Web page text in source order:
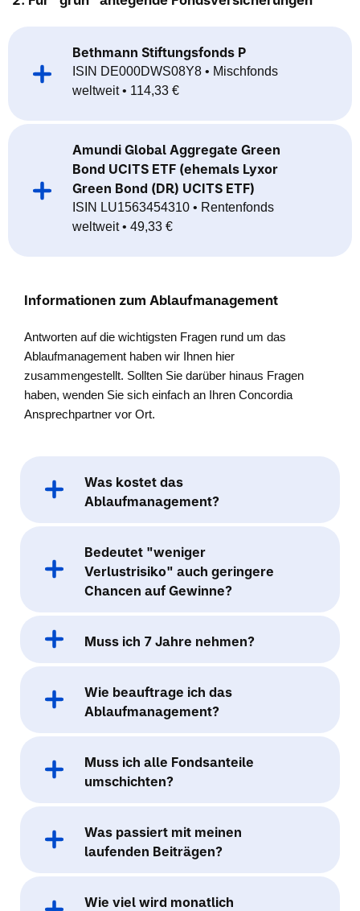
Bethmann Stiftungsfonds P
ISIN DE000DWS08Y8 • Mischfonds
weltweit • 114,33 €
Amundi Global Aggregate Green
Bond UCITS ETF (ehemals Lyxor
Green Bond (DR) UCITS ETF)
ISIN LU1563454310 • Rentenfonds
weltweit • 49,33 €
Informationen zum Ablaufmanagement
Antworten auf die wichtigsten Fragen rund um das
Ablaufmanagement haben wir Ihnen hier
zusammengestellt. Sollten Sie darüber hinaus Fragen
haben, wenden Sie sich einfach an Ihren Concordia
Ansprechpartner vor Ort.
Was kostet das
Ablaufmanagement?
Bedeutet "weniger
Verlustrisiko" auch geringere
Chancen auf Gewinne?
Muss ich 7 Jahre nehmen?
Wie beauftrage ich das
Ablaufmanagement?
Muss ich alle Fondsanteile
umschichten?
Was passiert mit meinen
laufenden Beiträgen?
Wie viel wird monatlich